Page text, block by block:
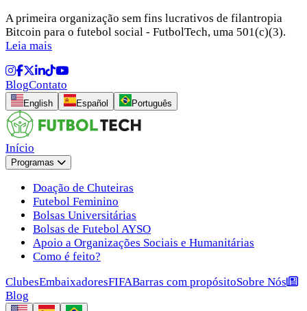
A primeira organização sem fins lucrativos de filantropia
Bitcoin para o futebol social - FutbolTech, uma 501(c)(3).
Leia mais
BlogContato
English Español Português
Início
Programas
Doação de Chuteiras
Futebol Feminino
Bolsas Universitárias
Bolsas de Futebol AYSO
Apoio a Organizações Sociais e Humanitárias
Como é feito?
ClubesEmbaixadoresFIFABarras com propósitoSobre Nós
Blog